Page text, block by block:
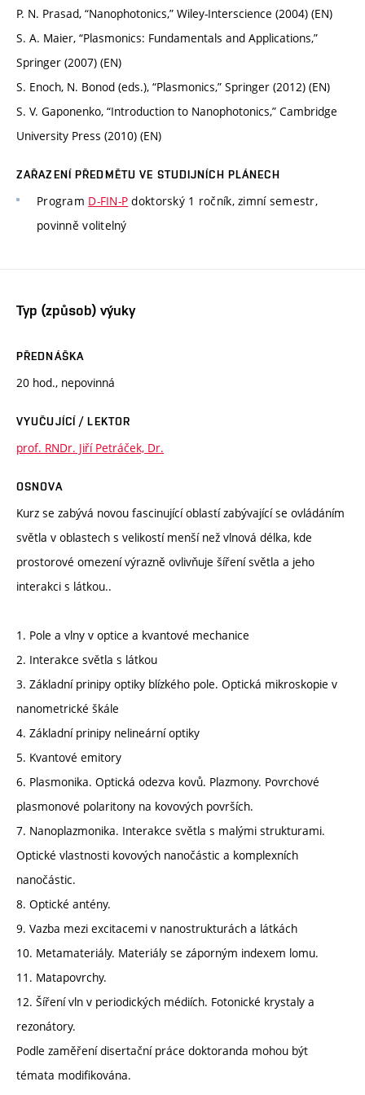
P. N. Prasad, “Nanophotonics,” Wiley-Interscience (2004) (EN)
S. A. Maier, “Plasmonics: Fundamentals and Applications,”
Springer (2007) (EN)
S. Enoch, N. Bonod (eds.), “Plasmonics,” Springer (2012) (EN)
S. V. Gaponenko, “Introduction to Nanophotonics,” Cambridge
University Press (2010) (EN)
ZAŘAZENÍ PŘEDMĚTU VE STUDIJNÍCH PLÁNECH
Program D-FIN-P doktorský 1 ročník, zimní semestr,
povinně volitelný
Typ (způsob) výuky
PŘEDNÁŠKA
20 hod., nepovinná
VYUČUJÍCÍ / LEKTOR
prof. RNDr. Jiří Petráček, Dr.
OSNOVA
Kurz se zabývá novou fascinující oblastí zabývající se ovládáním
světla v oblastech s velikostí menší než vlnová délka, kde
prostorové omezení výrazně ovlivňuje šíření světla a jeho
interakci s látkou..
1. Pole a vlny v optice a kvantové mechanice
2. Interakce světla s látkou
3. Základní prinipy optiky blízkého pole. Optická mikroskopie v
nanometrické škále
4. Základní prinipy nelineární optiky
5. Kvantové emitory
6. Plasmonika. Optická odezva kovů. Plazmony. Povrchové
plasmonové polaritony na kovových površích.
7. Nanoplazmonika. Interakce světla s malými strukturami.
Optické vlastnosti kovových nanočástic a komplexních
nanočástic.
8. Optické antény.
9. Vazba mezi excitacemi v nanostrukturách a látkách
10. Metamateriály. Materiály se záporným indexem lomu.
11. Matapovrchy.
12. Šíření vln v periodických médiích. Fotonické krystaly a
rezonátory.
Podle zaměření disertační práce doktoranda mohou být
témata modifikována.